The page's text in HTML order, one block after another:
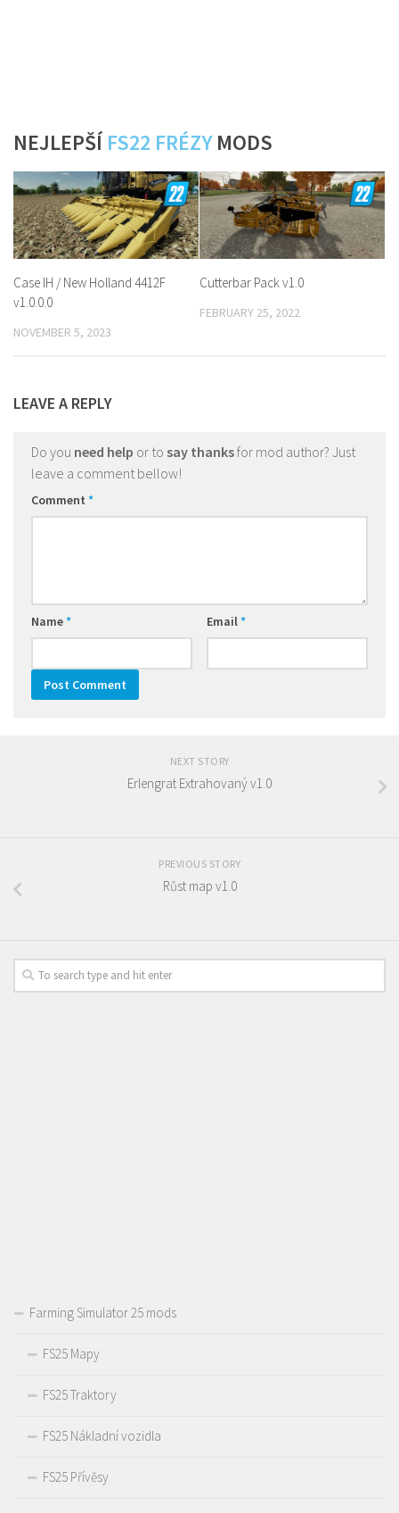
NEJLEPŠÍ FS22 FRÉZYMODS
Case IH / New Holland 4412F
v1.0.0.0
NOVEMBER 5, 2023
Cutterbar Pack v1.0
FEBRUARY 25, 2022
LEAVE A REPLY
Do you need help or to say thanksfor mod author? Just
leave a comment bellow!
Comment *
Name* Email*
NEXT STORY
Еrlengrat Extrahovaný v1.0
PREVIOUS STORY
Růst map v1.0
Farming Simulator 25 mods
FS25 Mapy
FS25 Traktory
FS25 Nákladní vozidla
FS25 Přívěsy